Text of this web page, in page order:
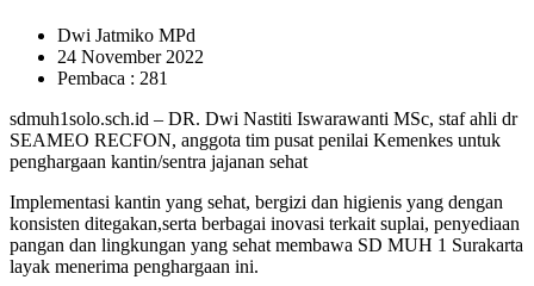
Dwi Jatmiko MPd
24 November 2022
Pembaca : 281
sdmuh1solo.sch.id – DR. Dwi Nastiti Iswarawanti MSc, staf ahli dr
SEAMEO RECFON, anggota tim pusat penilai Kemenkes untuk
penghargaan kantin/sentra jajanan sehat
Implementasi kantin yang sehat, bergizi dan higienis yang dengan
konsisten ditegakan,serta berbagai inovasi terkait suplai, penyediaan
pangan dan lingkungan yang sehat membawa SD MUH 1 Surakarta
layak menerima penghargaan ini.